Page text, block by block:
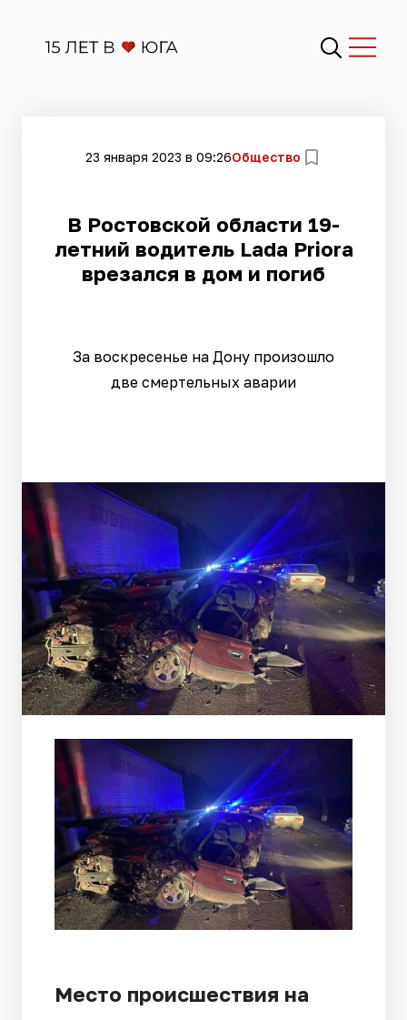
23 января 2023 в 09:26Общество
​В Ростовской области 19-
летний водитель Lada Priora
врезался в дом и погиб
За воскресенье на Дону произошло
две смертельных аварии
Место происшествия на